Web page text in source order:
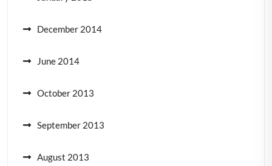
December 2014
June 2014
October 2013
September 2013
August 2013